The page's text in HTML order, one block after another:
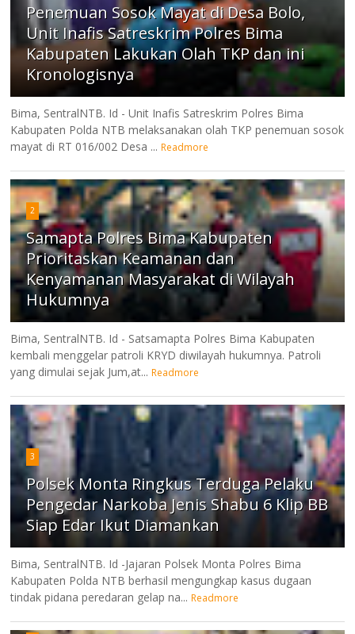
Penemuan Sosok Mayat di Desa Bolo,
Unit Inafis Satreskrim Polres Bima
Kabupaten Lakukan Olah TKP dan ini
Kronologisnya
Bima, SentralNTB. Id - Unit Inafis Satreskrim Polres Bima
Kabupaten Polda NTB melaksanakan olah TKP penemuan sosok
mayat di RT 016/002 Desa ... Readmore
2
Samapta Polres Bima Kabupaten
Prioritaskan Keamanan dan
Kenyamanan Masyarakat di Wilayah
Hukumnya
Bima, SentralNTB. Id - Satsamapta Polres Bima Kabupaten
kembali menggelar patroli KRYD diwilayah hukumnya. Patroli
yang dimulai sejak Jum,at... Readmore
3
Polsek Monta Ringkus Terduga Pelaku
Pengedar Narkoba Jenis Shabu 6 Klip BB
Siap Edar Ikut Diamankan
Bima, SentralNTB. Id -Jajaran Polsek Monta Polres Bima
Kabupaten Polda NTB berhasil mengungkap kasus dugaan
tindak pidana peredaran gelap na... Readmore